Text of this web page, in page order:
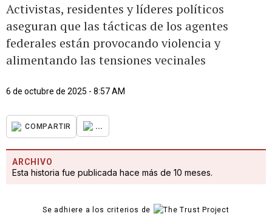
Activistas, residentes y líderes políticos
aseguran que las tácticas de los agentes
federales están provocando violencia y
alimentando las tensiones vecinales
6 de octubre de 2025 - 8:57 AM
COMPARTIR ...
ARCHIVO
Esta historia fue publicada hace más de 10 meses.
Se adhiere a los criterios de